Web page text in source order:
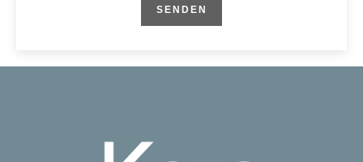
SENDEN